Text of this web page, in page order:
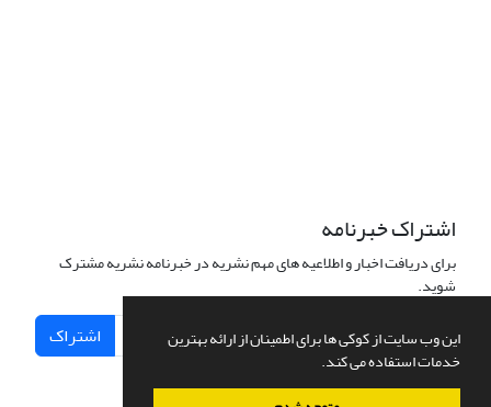
این وب سایت از کوکی ها برای اطمینان از ارائه بهترین
خدمات استفاده می کند.
اشتراک خبرنامه
برای دریافت اخبار و اطلاعیه های مهم نشریه در خبرنامه نشریه مشترک
شوید.
اشتراک